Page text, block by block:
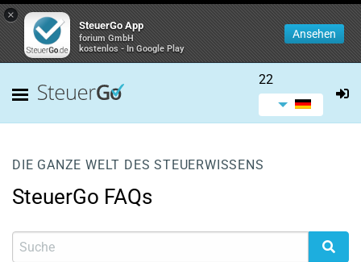
×
SteuerGo App
forium GmbH
kostenlos - In Google Play
Ansehen
22
DIE GANZE WELT DES STEUERWISSENS
SteuerGo FAQs